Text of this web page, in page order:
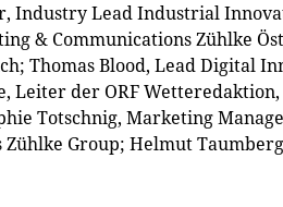
Industry Lead Industrial
& Communications Zühlke
Thomas Blood, Lead Digital
Leiter der ORF
Totschnig, Marketing
Zühlke Group; Helmut